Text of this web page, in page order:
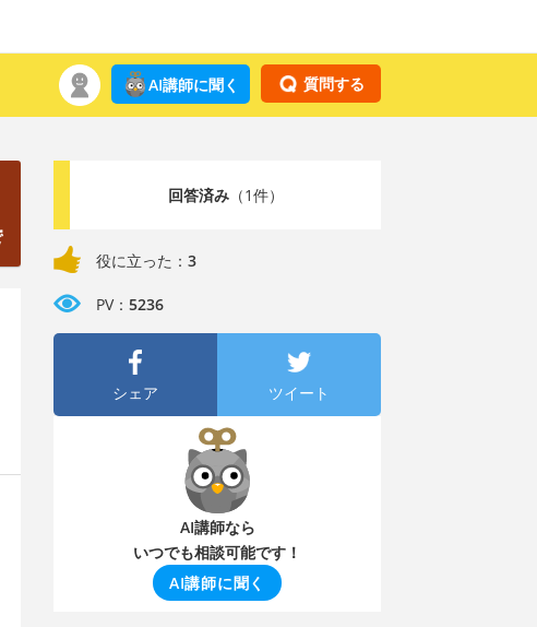
質問する
AI講師に聞く
回答済み（1件）
役に立った： 3
PV： 5236
シェア ツイート
AI講師なら
いつでも相談可能です！
AI講師に聞く